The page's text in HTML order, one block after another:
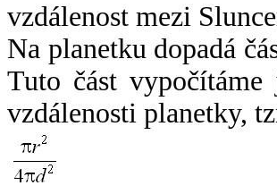
vzdálenost mezi
Na planetku dopadá
Tuto část
vzdálenosti planetky,